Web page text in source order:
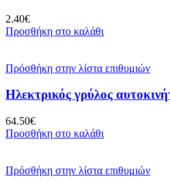
2.40€
Προσθήκη στο καλάθι
Πρόσθήκη στην λίστα επιθυμιών
Ηλεκτρικός γρύλος
64.50€
Προσθήκη στο καλάθι
Πρόσθήκη στην λίστα επιθυμιών